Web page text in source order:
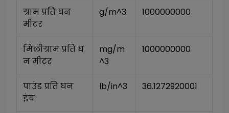
ग्राम प्रति घन
मीटर
g/m^3 1000000000
मिलीग्राम प्रति घ
न मीटर
mg/m
^3
1000000000
पाउंड प्रति घन
इंच
lb/in^3 36.1272920001